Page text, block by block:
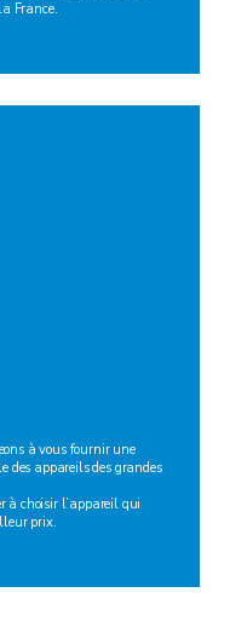
France.
à vous fournir une
des appareils des grandes
à choisir l’appareil qui
prix.